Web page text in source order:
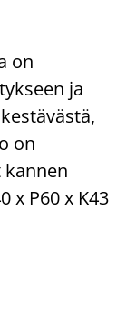
on
ja
on
x P60 x K43